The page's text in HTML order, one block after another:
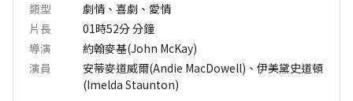
類型
劇情、喜劇、愛情
片長
01時52分分鐘
導演
約翰麥基(John McKay)
演員
安蒂麥道威爾(Andie MacDowell)、伊美黛史道頓
(Imelda Staunton)